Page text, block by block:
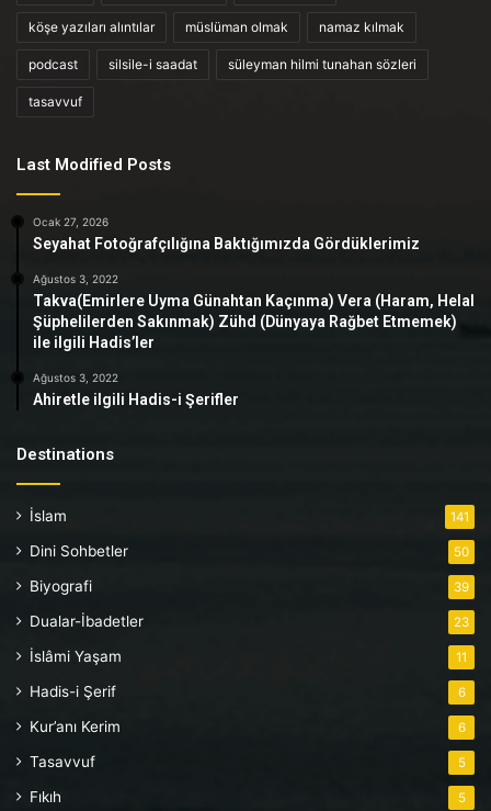
köşe yazıları alıntılar müslüman olmak namaz kılmak
podcast silsile-i saadat süleyman hilmi tunahan sözleri
tasavvuf
Last Modified Posts
Ocak 27, 2026
Seyahat Fotoğrafçılığına Baktığımızda Gördüklerimiz
Ağustos 3, 2022
Takva(Emirlere Uyma Günahtan Kaçınma) Vera (Haram, Helal
Şüphelilerden Sakınmak) Zühd (Dünyaya Rağbet Etmemek)
ile ilgili Hadis’ler
Ağustos 3, 2022
Ahiretle ilgili Hadis-i Şerifler
Destinations
İslam 141
Dini Sohbetler 50
Biyografi 39
Dualar-İbadetler 23
İslâmi Yaşam 11
Hadis-i Şerif 6
Kur’anı Kerim 6
Tasavvuf 5
Fıkıh 5